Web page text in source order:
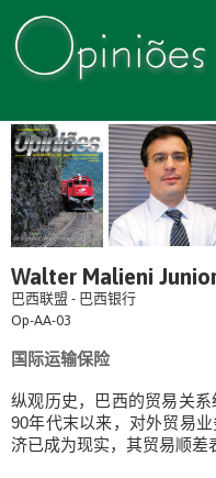
Walter Malieni
巴西联盟 - 巴西银行
Op-AA-03
国际运输保险
纵观历史，巴西的贸易关
90年代末以来，对外贸易
济已成为现实，其贸易顺差